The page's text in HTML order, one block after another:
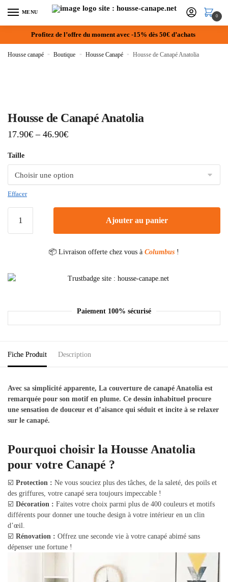
MENU
0
Profitez de l’offre du moment avec -15% dès 50€ d’achats
Housse canapé » Boutique » Housse Canapé » Housse de Canapé Anatolia
Housse de Canapé Anatolia
17.90€ – 46.90€
Taille
Effacer
Ajouter au panier
📦 Livraison offerte chez vous à Columbus !
Paiement 100% sécurisé
Fiche Produit Description
Avec sa simplicité apparente, La couverture de canapé Anatolia est
remarquée pour son motif en plume. Ce dessin inhabituel procure
une sensation de douceur et d’aisance qui séduit et incite à se relaxer
sur le canapé.
Pourquoi choisir la Housse Anatolia
pour votre Canapé ?
☑️ Protection : Ne vous souciez plus des tâches, de la saleté, des poils et
des griffures, votre canapé sera toujours impeccable !
☑️ Décoration : Faites votre choix parmi plus de 400 couleurs et motifs
différents pour donner une touche design à votre intérieur en un clin
d’œil.
☑️ Rénovation : Offrez une seconde vie à votre canapé abimé sans
dépenser une fortune !